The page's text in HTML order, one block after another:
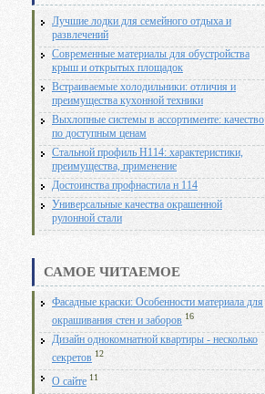
Лучшие лодки для семейного отдыха и
развлечений
Современные материалы для обустройства
крыш и открытых площадок
Встраиваемые холодильники: отличия и
преимущества кухонной техники
Выхлопные системы в ассортименте: качество
по доступным ценам
Стальной профиль Н114: характеристики,
преимущества, применение
Достоинства профнастила н 114
Универсальные качества окрашенной
рулонной стали
САМОЕ ЧИТАЕМОЕ
Фасадные краски: Особенности материала для
окрашивания стен и заборов 16
Дизайн однокомнатной квартиры - несколько
секретов 12
О сайте 11